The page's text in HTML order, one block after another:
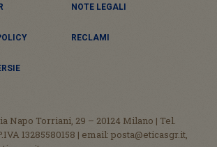
NOTE LEGALI
RECLAMI
Napo Torriani, 29 – 20124 Milano | Tel.
13285580158 | email: posta@eticasgr.it,